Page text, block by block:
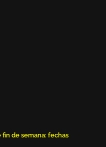
de semana: fechas